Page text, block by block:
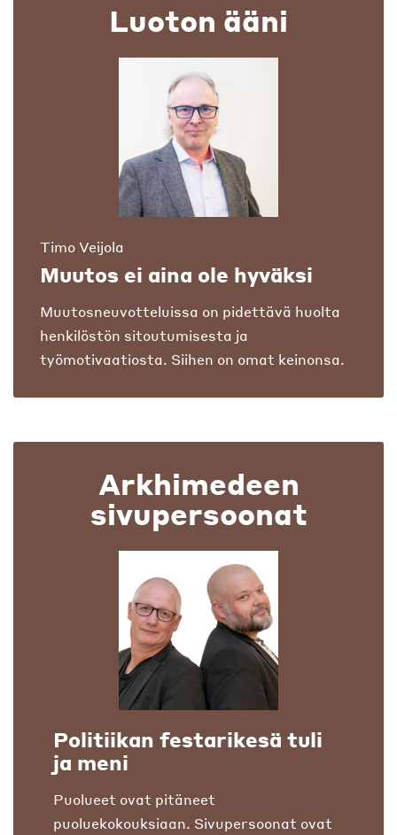
Luoton ääni
Timo Veijola
Muutos ei aina ole hyväksi
Muutosneuvotteluissa on pidettävä huolta
henkilöstön sitoutumisesta ja
työmotivaatiosta. Siihen on omat keinonsa.
Arkhimedeen
sivupersoonat
Politiikan festarikesä tuli
ja meni
Puolueet ovat pitäneet
puoluekokouksiaan. Sivupersoonat ovat